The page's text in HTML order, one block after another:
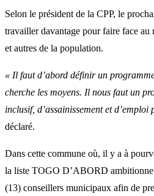
Selon le président de la CPP, le
travailler davantage pour faire face au
et autres de la population.
« Il faut d’abord définir un
cherche les moyens. Il nous faut un
inclusif, d’assainissement et d’emploi
déclaré.
Dans cette commune où, il y a à
la liste TOGO D’ABORD ambitionne
(13) conseillers municipaux afin de